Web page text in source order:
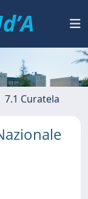
7.1 Curatela